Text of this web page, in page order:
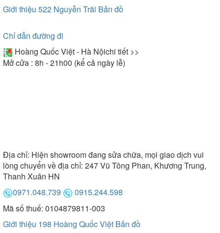
Giới thiệu 522 Nguyễn Trãi Bản đồ
Chỉ dẫn đường đi
Hoàng Quốc Việt - Hà Nộichi tiết >>
Mở cửa : 8h - 21h00 (kể cả ngày lễ)
Địa chỉ: Hiện showroom đang sửa chữa, mọi giao dịch vui
lòng chuyển về địa chỉ: 247 Vũ Tông Phan, Khương Trung,
Thanh Xuân HN
0971.048.739
0915.244.598
Mã số thuế: 0104879811-003
Giới thiệu 198 Hoàng Quốc Việt Bản đồ